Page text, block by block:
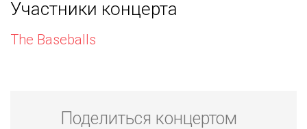
Участники концерта
The Baseballs
Поделиться концертом